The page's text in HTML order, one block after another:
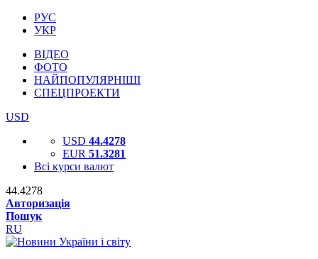
РУС
УКР
ВІДЕО
ФОТО
НАЙПОПУЛЯРНІШІ
СПЕЦПРОЕКТИ
USD
USD 44.4278
EUR 51.3281
Всі курси валют
44.4278
Авторизація
Пошук
RU